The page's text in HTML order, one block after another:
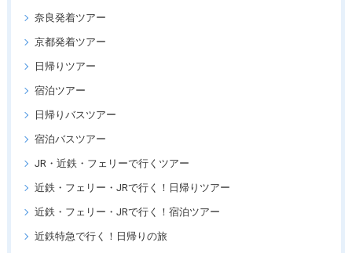
奈良発着ツアー
京都発着ツアー
日帰りツアー
宿泊ツアー
日帰りバスツアー
宿泊バスツアー
JR・近鉄・フェリーで行くツアー
近鉄・フェリー・JRで行く！日帰りツアー
近鉄・フェリー・JRで行く！宿泊ツアー
近鉄特急で行く！日帰りの旅